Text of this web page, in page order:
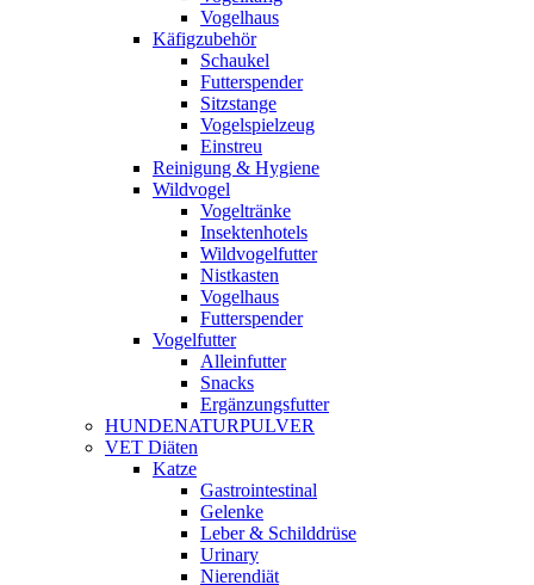
Vogelhaus
Käfigzubehör
Schaukel
Futterspender
Sitzstange
Vogelspielzeug
Einstreu
Reinigung & Hygiene
Wildvogel
Vogeltränke
Insektenhotels
Wildvogelfutter
Nistkasten
Vogelhaus
Futterspender
Vogelfutter
Alleinfutter
Snacks
Ergänzungsfutter
HUNDENATURPULVER
VET Diäten
Katze
Gastrointestinal
Gelenke
Leber & Schilddrüse
Urinary
Nierendiät